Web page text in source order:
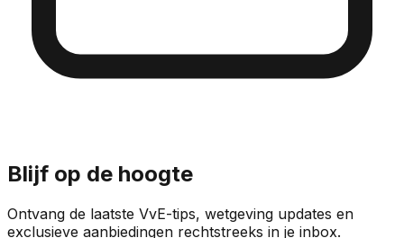
Blijf op de hoogte
Ontvang de laatste VvE-tips, wetgeving updates en
exclusieve aanbiedingen rechtstreeks in je inbox.